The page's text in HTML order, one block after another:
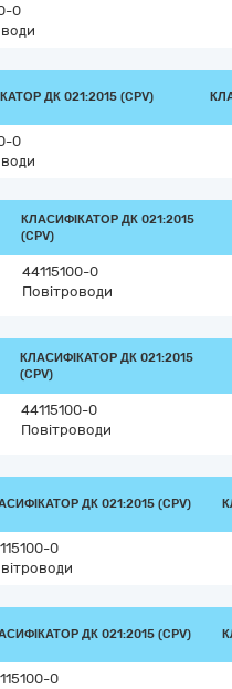
0
ДК 021:2015 (CPV)
0
КЛАСИФІКАТОР ДК 021:2015
(CPV)
44115100-0
Повітроводи
КЛАСИФІКАТОР ДК 021:2015
(CPV)
44115100-0
Повітроводи
ДК 021:2015 (CPV)
0
ДК 021:2015 (CPV)
0